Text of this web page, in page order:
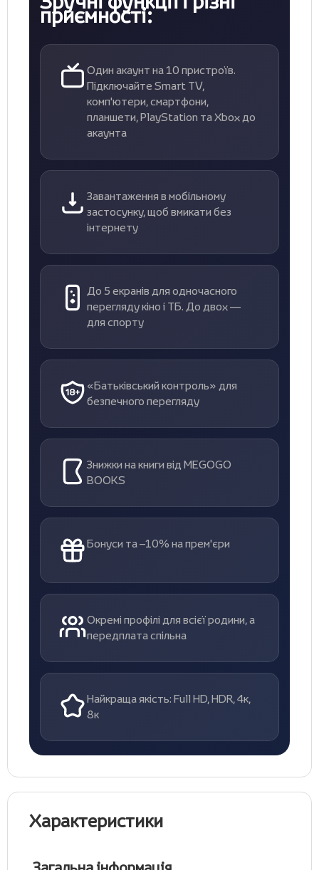
приємності:
Один акаунт на 10 пристроїв.
Підключайте Smart TV,
комп'ютери, смартфони,
планшети, PlayStation та Xbox до
акаунта
Завантаження в мобільному
застосунку, щоб вмикати без
інтернету
До 5 екранів для одночасного
перегляду кіно і ТБ. До двох —
для спорту
«Батьківський контроль» для
безпечного перегляду
Знижки на книги від MEGOGO
BOOKS
Бонуси та –10% на прем'єри
Окремі профілі для всієї родини, а
передплата спільна
Найкраща якість: Full HD, HDR, 4к,
8к
Характеристики